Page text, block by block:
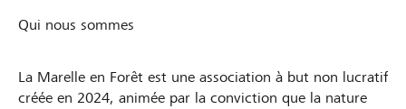
Qui nous sommes
La Marelle en Forêt est une association à but non lucratif
créée en 2024, animée par la conviction que la nature